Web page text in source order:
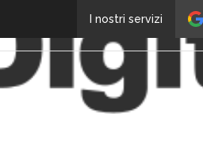
I nostri servizi